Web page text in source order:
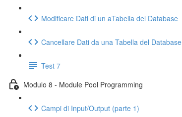
Modificare Dati di un aTabella del Database
Cancellare Dati da una Tabella del Database
Test 7
Modulo 8 - Module Pool Programming
Campi di Input/Output (parte 1)